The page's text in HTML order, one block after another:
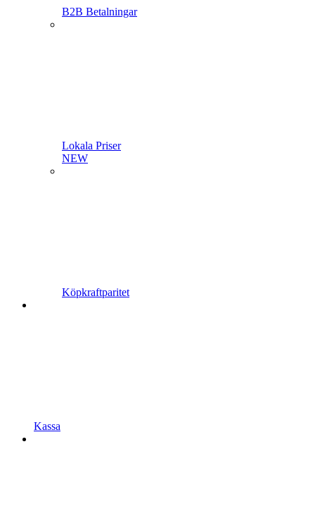
B2B Betalningar
Lokala Priser
NEW
Köpkraftparitet
Kassa